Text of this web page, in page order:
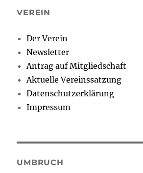
VEREIN
Der Verein
Newsletter
Antrag auf Mitgliedschaft
Aktuelle Vereinssatzung
Datenschutzerklärung
Impressum
UMBRUCH